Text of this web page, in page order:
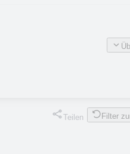
Teilen Filter